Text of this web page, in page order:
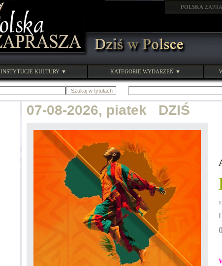
POLSKA
INSTYTUCJE KULTURY ▼ KATEGORIE WYDARZEŃ ▼
07-08-2026, piatek DZIŚ